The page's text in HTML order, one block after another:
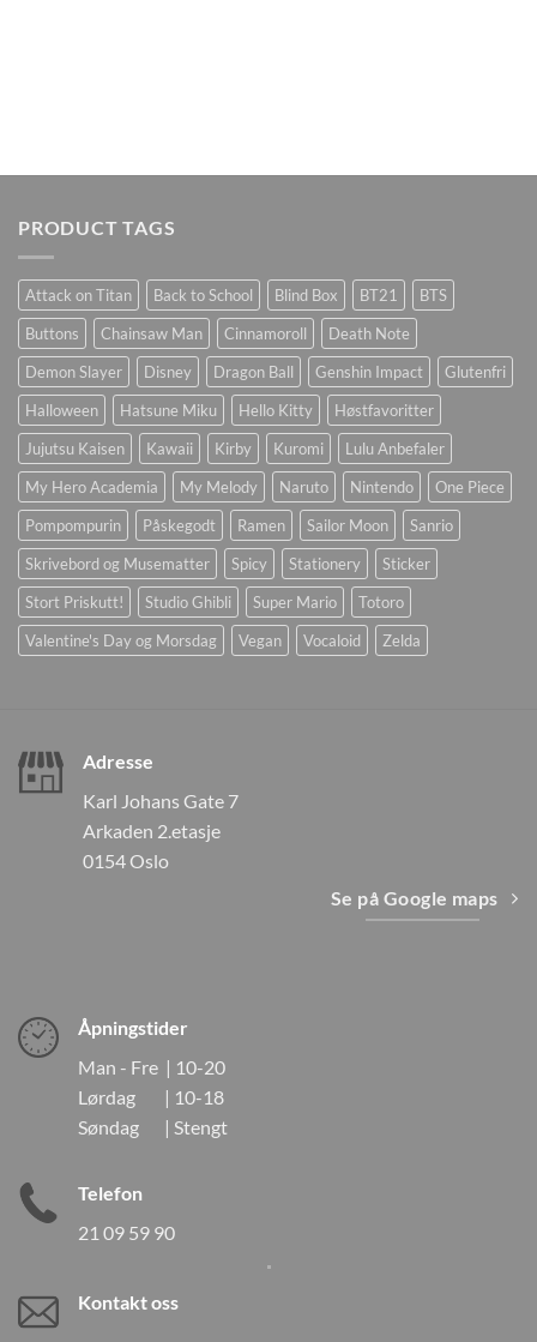
PRODUCT TAGS
Attack on Titan Back to School Blind Box BT21
BTS
Buttons
Chainsaw Man Cinnamoroll
Death Note
Demon Slayer
Disney Dragon Ball Genshin Impact
Glutenfri
Halloween
Hatsune Miku Hello Kitty
Høstfavoritter
Jujutsu Kaisen
Kawaii Kirby Kuromi
Lulu Anbefaler
My Hero Academia
My Melody Naruto Nintendo
One Piece
Pompompurin
Påskegodt Ramen Sailor Moon
Sanrio
Skrivebord og Musematter
Spicy Stationery
Sticker
Stort Priskutt!
Studio Ghibli Super Mario
Totoro
Valentine's Day og Morsdag
Vegan Vocaloid Zelda
Adresse
Karl Johans Gate 7
Arkaden 2.etasje
0154 Oslo
Se på Google maps
Åpningstider
Man - Fre | 10-20
Lørdag | 10-18
Søndag | Stengt
Telefon
21 09 59 90
Kontakt oss